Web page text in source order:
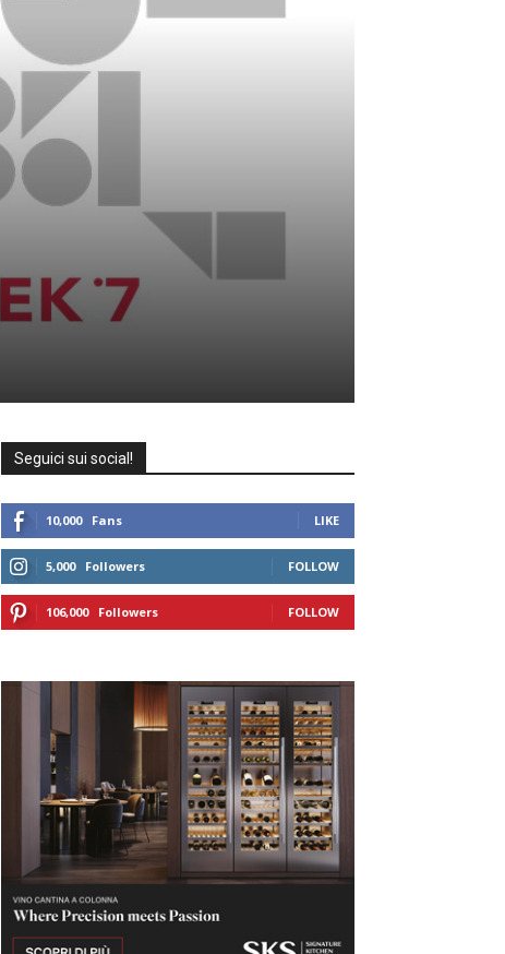
Seguici sui social!
10,000 Fans LIKE
5,000 Followers FOLLOW
106,000 Followers FOLLOW